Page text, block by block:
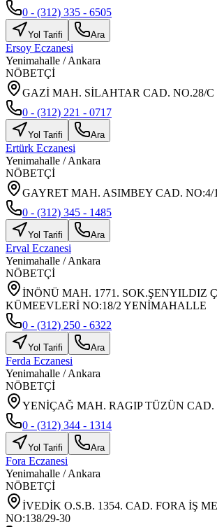
0 - (312) 335 - 6505
Yol Tarifi Ara
Ersoy Eczanesi
Yenimahalle /Ankara
NÖBETÇİ
GAZİ MAH. SİLAHTAR CAD. NO.28/C
0 - (312) 221 - 0717
Yol Tarifi Ara
Ertürk Eczanesi
Yenimahalle /Ankara
NÖBETÇİ
GAYRET MAH. ASIMBEY CAD. NO:4/
0 - (312) 345 - 1485
Yol Tarifi Ara
Erval Eczanesi
Yenimahalle /Ankara
NÖBETÇİ
İNÖNÜ MAH. 1771. SOK.ŞENYILDIZ
KÜMEEVLERİ NO:18/2 YENİMAHALLE
0 - (312) 250 - 6322
Yol Tarifi Ara
Ferda Eczanesi
Yenimahalle /Ankara
NÖBETÇİ
YENİÇAĞ MAH. RAGIP TÜZÜN CAD.
0 - (312) 344 - 1314
Yol Tarifi Ara
Fora Eczanesi
Yenimahalle /Ankara
NÖBETÇİ
İVEDİK O.S.B. 1354. CAD. FORA İŞ
NO:138/29-30